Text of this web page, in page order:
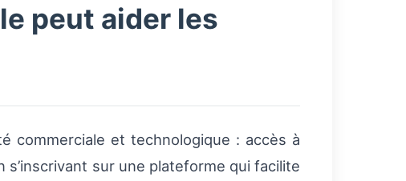
peut aider les
commerciale et technologique : accès à
sur une plateforme qui facilite